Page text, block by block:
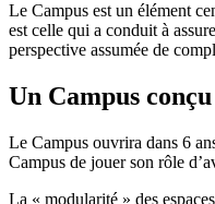
Le Campus est un élément
est celle qui a conduit à
perspective assumée de
Un Campus
Le Campus ouvrira dans 6
Campus de jouer son rôle
La « modularité » des